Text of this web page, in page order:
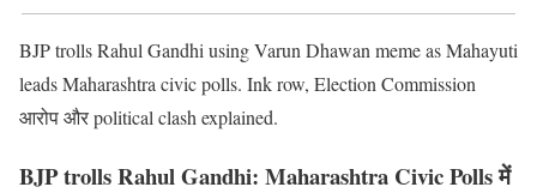
BJP trolls Rahul Gandhi using Varun Dhawan meme as Mahayuti
leads Maharashtra civic polls. Ink row, Election Commission
आरोप और political clash explained.
BJP trolls Rahul Gandhi: Maharashtra Civic Polls में